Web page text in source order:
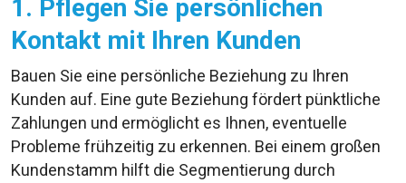
1. Pflegen Sie persönlichen
Kontakt mit Ihren Kunden
Bauen Sie eine persönliche Beziehung zu Ihren
Kunden auf. Eine gute Beziehung fördert pünktliche
Zahlungen und ermöglicht es Ihnen, eventuelle
Probleme frühzeitig zu erkennen. Bei einem großen
Kundenstamm hilft die Segmentierung durch